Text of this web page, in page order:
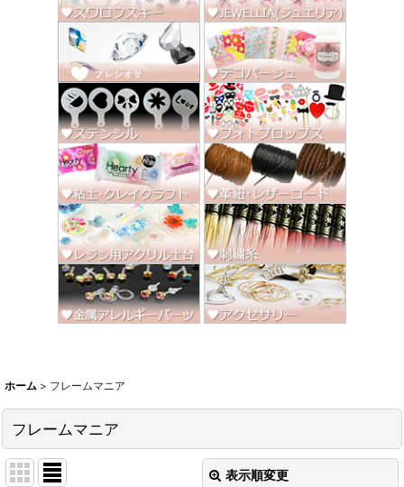
ホーム > フレームマニア
フレームマニア
表示順変更